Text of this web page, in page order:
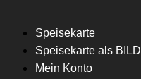
Speisekarte
Speisekarte als BILD
Mein Konto